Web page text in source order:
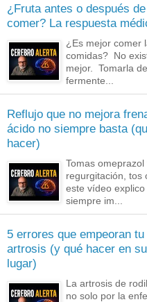
¿Fruta antes o después de
comer? La respuesta
¿Es mejor comer
comidas? No
mejor. Tomarla
fermente...
Reflujo que no mejora
ácido no siempre basta
hacer)
Tomas
regurgitación, tos
este vídeo
siempre im...
5 errores que empeoran tu
artrosis (y qué hacer en su
lugar)
La artrosis de
no solo por la